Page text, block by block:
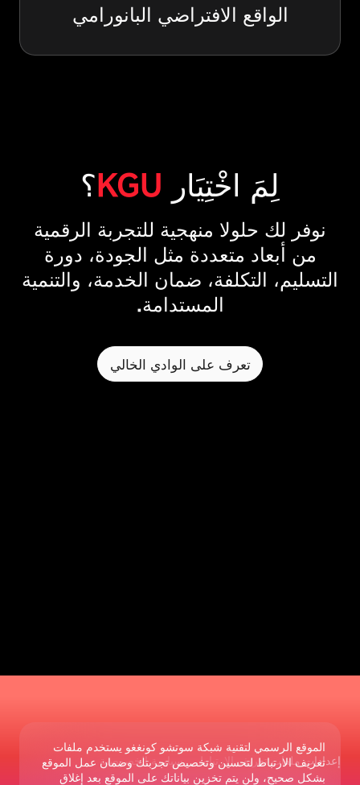
الواقع الافتراضي البانورامي
لِمَ اخْتِيَار KGU؟
نوفر لك حلولا منهجية للتجربة الرقمية
من أبعاد متعددة مثل الجودة، دورة
التسليم، التكلفة، ضمان الخدمة، والتنمية
المستدامة.
تعرف على الوادي الخالي
الموقع الرسمي لتقنية شبكة سوتشو كونغغو يستخدم ملفات
تعريف الارتباط لتحسين وتخصيص تجربتك وضمان عمل الموقع
بشكل صحيح، ولن يتم تخزين بياناتك على الموقع بعد إغلاق
سياسة الخصوصية إعدادات ملفات تعريف الارتباط